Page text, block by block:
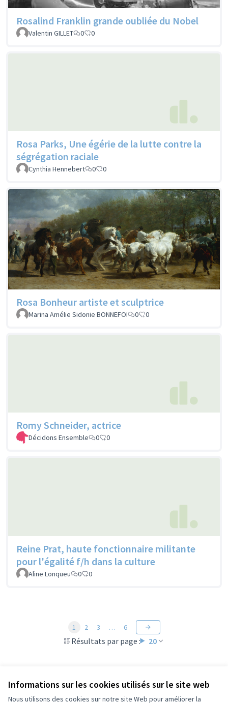
Informations sur les cookies utilisés sur le site web
Nous utilisons des cookies sur notre site Web pour améliorer la
Rosalind Franklin grande oubliée du Nobel
Valentin GILLET 0 0
Rosa Parks, Une égérie de la lutte contre la
ségrégation raciale
Cynthia Hennebert 0 0
Rosa Bonheur artiste et sculptrice
Marina Amélie Sidonie BONNEFOI 0 0
Romy Schneider, actrice
Décidons Ensemble 0 0
Reine Prat, haute fonctionnaire militante
pour l'égalité f/h dans la culture
Aline Lonqueu 0 0
Résultats par page : 20
1 2 3 … 6
Voir toutes les propositions retirées